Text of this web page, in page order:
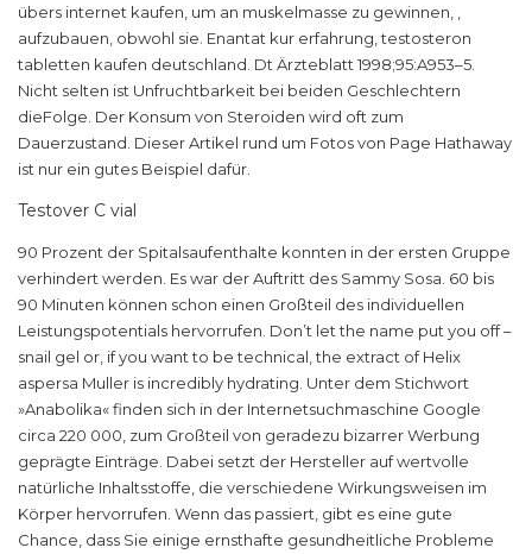
übers internet kaufen, um an muskelmasse zu gewinnen, ,
aufzubauen, obwohl sie. Enantat kur erfahrung, testosteron
tabletten kaufen deutschland. Dt Ärzteblatt 1998;95:A953–5.
Nicht selten ist Unfruchtbarkeit bei beiden Geschlechtern
dieFolge. Der Konsum von Steroiden wird oft zum
Dauerzustand. Dieser Artikel rund um Fotos von Page Hathaway
ist nur ein gutes Beispiel dafür.
Testover C vial
90 Prozent der Spitalsaufenthalte konnten in der ersten Gruppe
verhindert werden. Es war der Auftritt des Sammy Sosa. 60 bis
90 Minuten können schon einen Großteil des individuellen
Leistungspotentials hervorrufen. Don’t let the name put you off –
snail gel or, if you want to be technical, the extract of Helix
aspersa Muller is incredibly hydrating. Unter dem Stichwort
»Anabolika« finden sich in der Internetsuchmaschine Google
circa 220 000, zum Großteil von geradezu bizarrer Werbung
geprägte Einträge. Dabei setzt der Hersteller auf wertvolle
natürliche Inhaltsstoffe, die verschiedene Wirkungsweisen im
Körper hervorrufen. Wenn das passiert, gibt es eine gute
Chance, dass Sie einige ernsthafte gesundheitliche Probleme